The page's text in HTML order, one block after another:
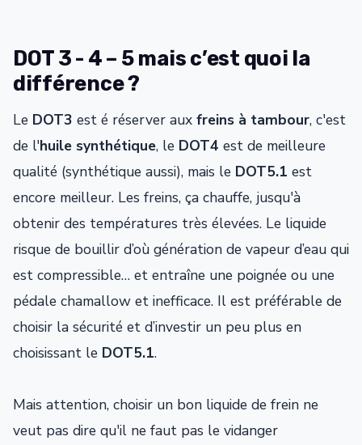
DOT 3 - 4 – 5 mais c’est quoi la
différence ?
Le DOT3 est é réserver aux freins à tambour, c'est
de l'huile synthétique, le DOT4 est de meilleure
qualité (synthétique aussi), mais le DOT5.1 est
encore meilleur. Les freins, ça chauffe, jusqu'à
obtenir des températures très élevées. Le liquide
risque de bouillir d’où génération de vapeur d’eau qui
est compressible… et entraîne une poignée ou une
pédale chamallow et inefficace. Il est préférable de
choisir la sécurité et d’investir un peu plus en
choisissant le DOT5.1.
Mais attention, choisir un bon liquide de frein ne
veut pas dire qu'il ne faut pas le vidanger